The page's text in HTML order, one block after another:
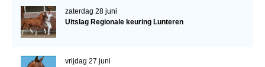
zaterdag 28 juni
Uitslag Regionale keuring Lunteren
vrijdag 27 juni